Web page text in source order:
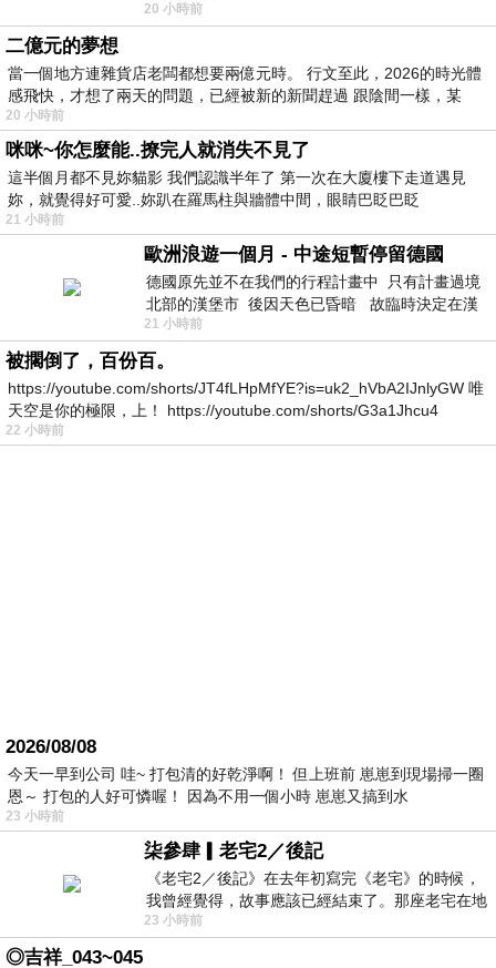
20 小時前
二億元的夢想
當一個地方連雜貨店老闆都想要兩億元時。 行文至此，2026的時光體
感飛快，才想了兩天的問題，已經被新的新聞趕過 跟陰間一樣，某
20 小時前
咪咪~你怎麼能..撩完人就消失不見了
這半個月都不見妳貓影 我們認識半年了 第一次在大廈樓下走道遇見
妳，就覺得好可愛..妳趴在羅馬柱與牆體中間，眼睛巴眨巴眨
21 小時前
歐洲浪遊一個月 - 中途短暫停留德國
德國原先並不在我們的行程計畫中 只有計畫過境
北部的漢堡市 後因天色已昏暗 故臨時決定在漢
堡市吃晚餐和過夜
21 小時前
被擱倒了，百份百。
https://youtube.com/shorts/JT4fLHpMfYE?is=uk2_hVbA2IJnlyGW 唯
天空是你的極限，上！ https://youtube.com/shorts/G3a1Jhcu4
22 小時前
2026/08/08
今天一早到公司 哇~ 打包清的好乾淨啊！ 但上班前 崽崽到現場掃一圈
恩～ 打包的人好可憐喔！ 因為不用一個小時 崽崽又搞到水
23 小時前
柒參肆▎老宅2／後記
《老宅2／後記》在去年初寫完《老宅》的時候，
我曾經覺得，故事應該已經結束了。那座老宅在地
震中倒塌，七個人終於離開那片黑暗，
23 小時前
◎吉祥_043~045